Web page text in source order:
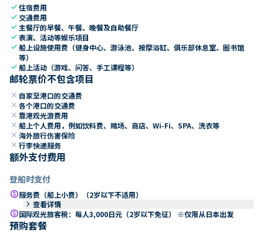
check住宿费用
check 交通费用
check 主餐厅的早餐、午餐、晚餐及自助餐厅
check表演、活动等娱乐项目
check船上设施使用费（健身中心、游泳池、按摩浴缸、俱乐部休息室、图书馆
等）
check船上活动（游戏、问答、手工课程等）
邮轮票价不包含项目
close 自家至港口的交通费
close 各个港口的交通费
close 靠港观光游费用
close 船上个人费用，例如饮料费、赌场、商店、Wi-Fi、SPA、洗衣等
close 海外旅行伤害保险
close 行李快递服务
额外支付费用
登船时支付
paid服务费（船上小费）（2岁以下不适用）
keyboard_arrow_right 查看详情
paid国际观光旅客税：每人3,000日元（2岁以下免征） ※仅限从日本出发
预购套餐